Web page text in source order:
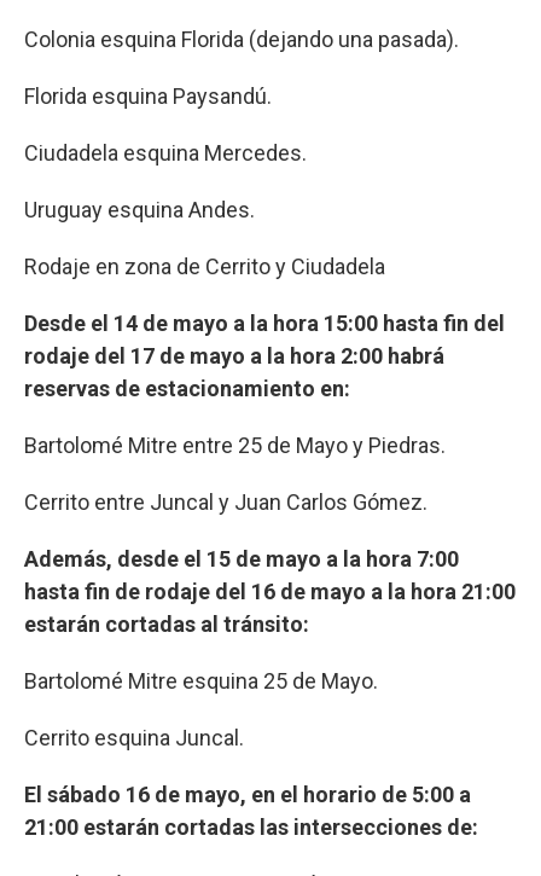
Colonia esquina Florida (dejando una pasada).
Florida esquina Paysandú.
Ciudadela esquina Mercedes.
Uruguay esquina Andes.
Rodaje en zona de Cerrito y Ciudadela
Desde el 14 de mayo a la hora 15:00 hasta fin del
rodaje del 17 de mayo a la hora 2:00 habrá
reservas de estacionamiento en:
Bartolomé Mitre entre 25 de Mayo y Piedras.
Cerrito entre Juncal y Juan Carlos Gómez.
Además, desde el 15 de mayo a la hora 7:00
hasta fin de rodaje del 16 de mayo a la hora 21:00
estarán cortadas al tránsito:
Bartolomé Mitre esquina 25 de Mayo.
Cerrito esquina Juncal.
El sábado 16 de mayo, en el horario de 5:00 a
21:00 estarán cortadas las intersecciones de: